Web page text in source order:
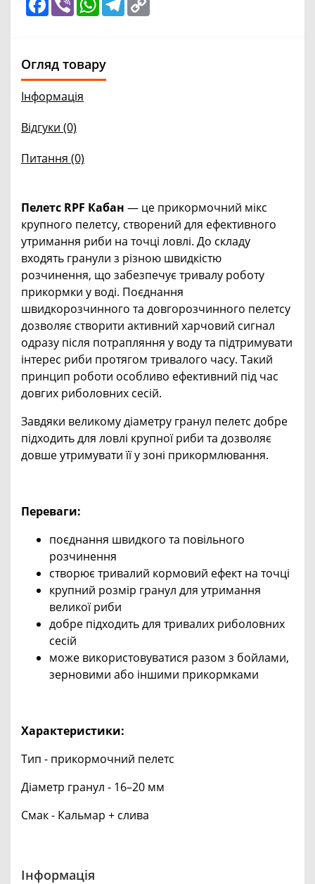
Огляд товару
Інформація
Відгуки (0)
Питання (0)
Пелетс RPF Кабан — це прикормочний мікс
крупного пелетсу, створений для ефективного
утримання риби на точці ловлі. До складу
входять гранули з різною швидкістю
розчинення, що забезпечує тривалу роботу
прикормки у воді. Поєднання
швидкорозчинного та довгорозчинного пелетсу
дозволяє створити активний харчовий сигнал
одразу після потрапляння у воду та підтримувати
інтерес риби протягом тривалого часу. Такий
принцип роботи особливо ефективний під час
довгих риболовних сесій.
Завдяки великому діаметру гранул пелетс добре
підходить для ловлі крупної риби та дозволяє
довше утримувати її у зоні прикормлювання.
Переваги:
поєднання швидкого та повільного
розчинення
створює тривалий кормовий ефект на точці
крупний розмір гранул для утримання
великої риби
добре підходить для тривалих риболовних
сесій
може використовуватися разом з бойлами,
зерновими або іншими прикормками
Характеристики:
Тип - прикормочний пелетс
Діаметр гранул - 16–20 мм
Смак - Кальмар + слива
Інформація